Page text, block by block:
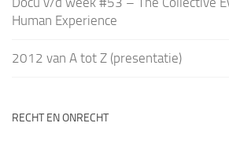
Human Experience
2012 van A tot Z (presentatie)
RECHT EN ONRECHT